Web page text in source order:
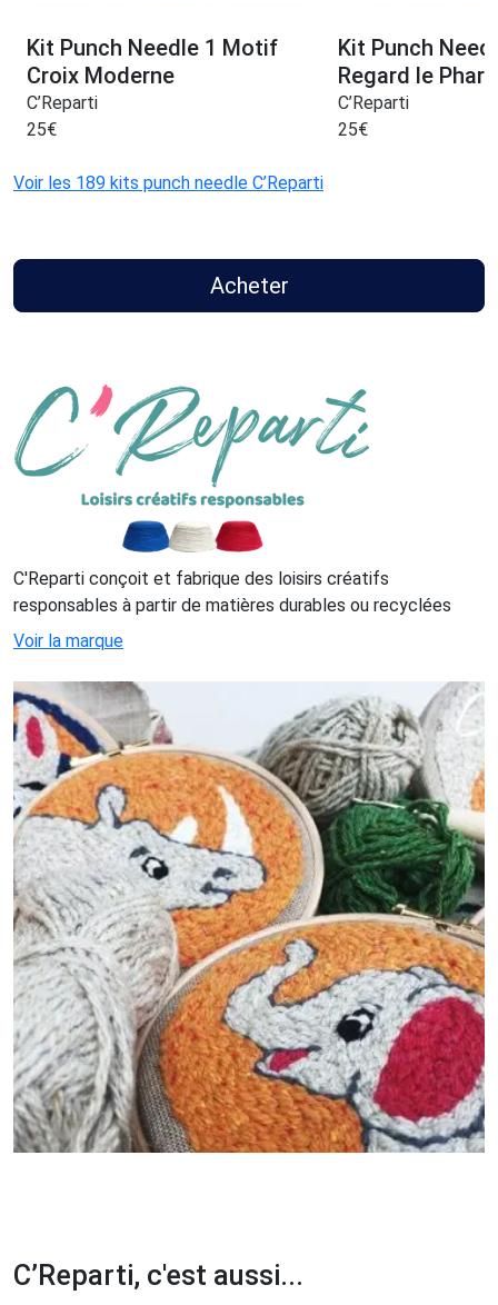
Kit Punch Needle 1 Motif
Croix Moderne
C’Reparti
25€
Kit Punch
Regard le Phare
C’Reparti
25€
Voir les 189 kits punch needle C’Reparti
Acheter
C'Reparti conçoit et fabrique des loisirs créatifs
responsables à partir de matières durables ou recyclées
Voir la marque
C’Reparti, c'est aussi...